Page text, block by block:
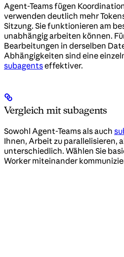
Agent-Teams fügen
verwenden deutlich mehr
Sitzung. Sie funktionieren am
unabhängig arbeiten können.
Bearbeitungen in derselben
Abhängigkeiten sind eine
subagentseffektiver.
Vergleich mit subagents
Sowohl Agent-Teams als auch
Ihnen, Arbeit zu parallelisieren,
unterschiedlich. Wählen Sie
Worker miteinander